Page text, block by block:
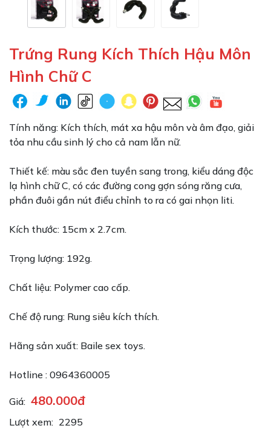
Trứng Rung Kích Thích Hậu Môn
Hình Chữ C
Tính năng: Kích thích, mát xa hậu môn và âm đạo, giải
tỏa nhu cầu sinh lý cho cả nam lẫn nữ.
Thiết kế: màu sắc đen tuyền sang trong, kiểu dáng độc
lạ hình chữ C, có các đường cong gợn sóng răng cưa,
phần đuôi gần nút điểu chỉnh to ra có gai nhọn liti.
Kích thước: 15cm x 2.7cm.
Trọng lượng: 192g.
Chất liệu: Polymer cao cấp.
Chế độ rung: Rung siêu kích thích.
Hãng sản xuất: Baile sex toys.
Hotline : 0964360005
Giá: 480.000đ
Lượt xem: 2295